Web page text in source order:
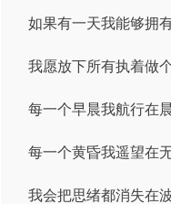
如果有一天我能够拥
我愿放下所有执着做
每一个早晨我航行在
每一个黄昏我遥望在
我会把思绪都消失在